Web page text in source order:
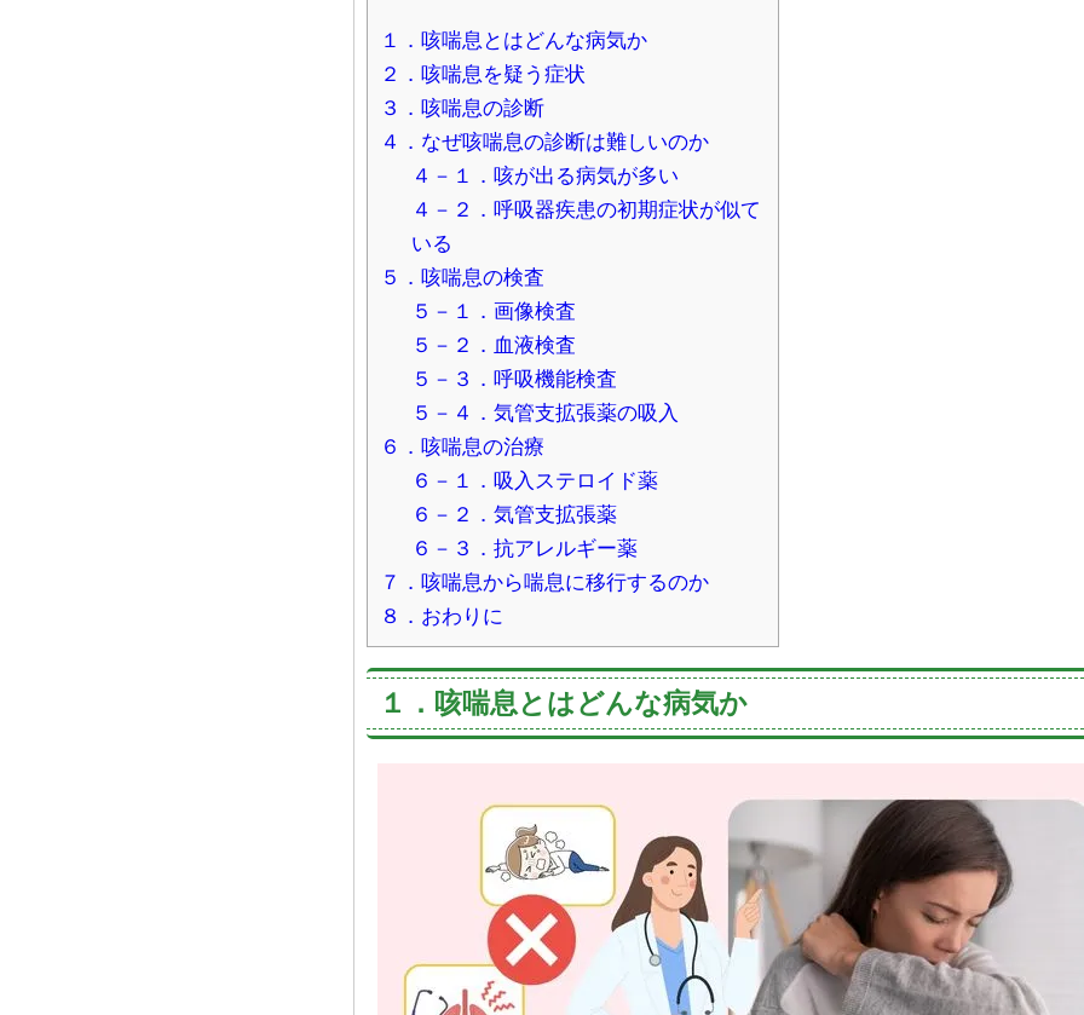
１．咳喘息とはどんな病気か
２．咳喘息を疑う症状
３．咳喘息の診断
４．なぜ咳喘息の診断は難しいのか
４－１．咳が出る病気が多い
４－２．呼吸器疾患の初期症状が似て
いる
５．咳喘息の検査
５－１．画像検査
５－２．血液検査
５－３．呼吸機能検査
５－４．気管支拡張薬の吸入
６．咳喘息の治療
６－１．吸入ステロイド薬
６－２．気管支拡張薬
６－３．抗アレルギー薬
７．咳喘息から喘息に移行するのか
８．おわりに
１．咳喘息とはどんな病気か